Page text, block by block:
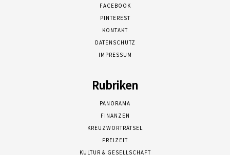
FACEBOOK
PINTEREST
KONTAKT
DATENSCHUTZ
IMPRESSUM
Rubriken
PANORAMA
FINANZEN
KREUZWORTRÄTSEL
FREIZEIT
KULTUR & GESELLSCHAFT